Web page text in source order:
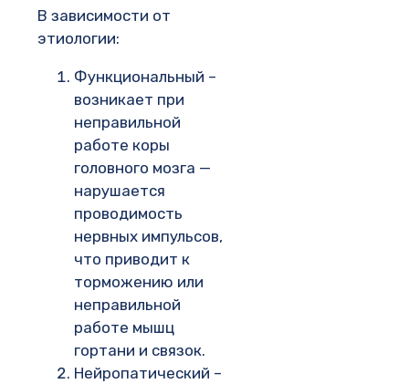
В зависимости от
этиологии:
Функциональный –
возникает при
неправильной
работе коры
головного мозга —
нарушается
проводимость
нервных импульсов,
что приводит к
торможению или
неправильной
работе мышц
гортани и связок.
Нейропатический –